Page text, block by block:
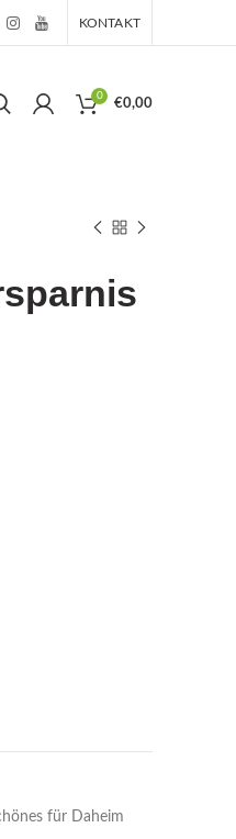
KONTAKT
0
€0,00
für Daheim